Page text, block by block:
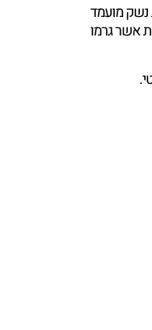
נשק מועמד
אשר גרמו